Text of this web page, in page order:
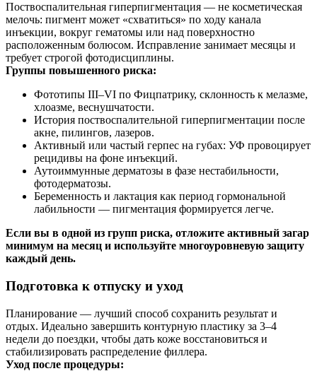
Поствоспалительная гиперпигментация — не косметическая
мелочь: пигмент может «схватиться» по ходу канала
инъекции, вокруг гематомы или над поверхностно
расположенным болюсом. Исправление занимает месяцы и
требует строгой фотодисциплины.
Группы повышенного риска:
Фототипы III–VI по Фицпатрику, склонность к мелазме,
хлоазме, веснушчатости.
История поствоспалительной гиперпигментации после
акне, пилингов, лазеров.
Активный или частый герпес на губах: УФ провоцирует
рецидивы на фоне инъекций.
Аутоиммунные дерматозы в фазе нестабильности,
фотодерматозы.
Беременность и лактация как период гормональной
лабильности — пигментация формируется легче.
Если вы в одной из групп риска, отложите активный загар
минимум на месяц и используйте многоуровневую защиту
каждый день.
Подготовка к отпуску и уход
Планирование — лучший способ сохранить результат и
отдых. Идеально завершить контурную пластику за 3–4
недели до поездки, чтобы дать коже восстановиться и
стабилизировать распределение филлера.
Уход после процедуры: